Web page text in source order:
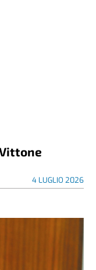
4 LUGLIO 2026